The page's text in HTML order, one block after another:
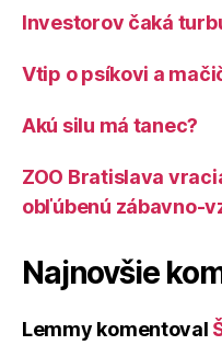
Investorov čaká
Vtip o psíkovi a
Akú silu má tanec?
ZOO Bratislava
obľúbenú zábavno-
Najnovšie
Lemmy komentoval